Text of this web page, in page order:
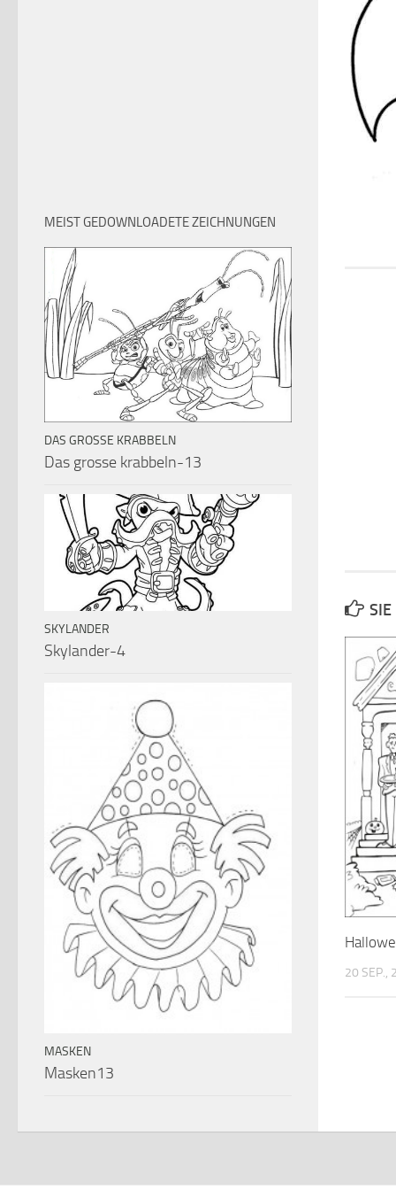
SIE
20 SEP.,
MEIST GEDOWNLOADETE ZEICHNUNGEN
DAS GROSSE KRABBELN
Das grosse krabbeln-13
SKYLANDER
Skylander-4
MASKEN
Masken13